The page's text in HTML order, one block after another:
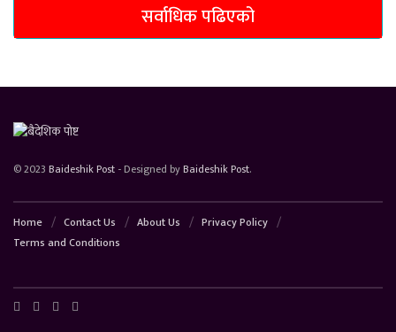
सर्वाधिक पढिएको
© 2023 Baideshik Post - Designed byBaideshik Post.
Home Contact Us About Us
Privacy Policy
Terms and Conditions